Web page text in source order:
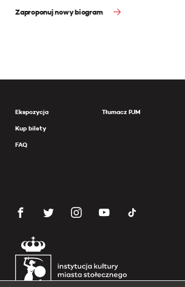
Zaproponuj nowy biogram
Ekspozycja
Kup bilety
FAQ
Tłumacz PJM